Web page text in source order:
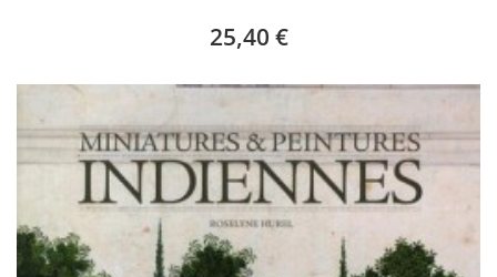
25,40 €